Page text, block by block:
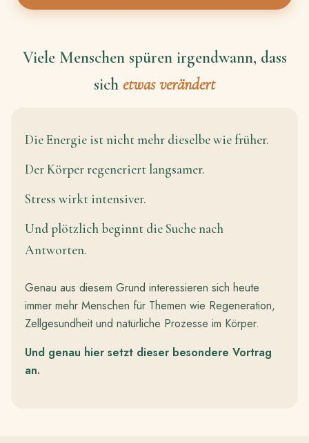
Viele Menschen spüren irgendwann, dass
sich etwas verändert
Die Energie ist nicht mehr dieselbe wie früher.
Der Körper regeneriert langsamer.
Stress wirkt intensiver.
Und plötzlich beginnt die Suche nach
Antworten.
Genau aus diesem Grund interessieren sich heute
immer mehr Menschen für Themen wie Regeneration,
Zellgesundheit und natürliche Prozesse im Körper.
Und genau hier setzt dieser besondere Vortrag
an.